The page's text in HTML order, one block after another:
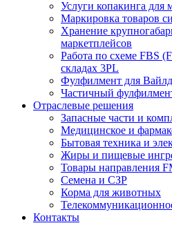
Услуги копакинга для
Маркировка товаров
Хранение
маркетплейсов
Работа по схеме FBS
складах 3PL
Фулфилмент для
Частичный
Отраслевые решения
Запасные части и
Медицинское и
Бытовая техника и
Жиры и пищевые
Товары направления
Семена и СЗР
Корма для животных
Контакты